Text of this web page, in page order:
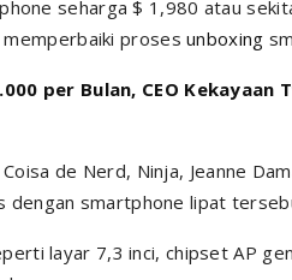
seharga $ 1,980 atau
memperbaiki prosesunboxing
per Bulan, CEO
de Nerd, Ninja, Jeanne
dengan smartphone lipat
layar 7,3 inci, chipset AP